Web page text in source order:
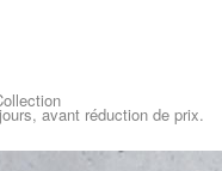
avant réduction de prix.